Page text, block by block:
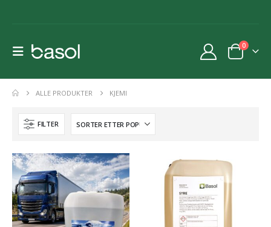
0
ALLE PRODUKTER KJEMI
FILTER